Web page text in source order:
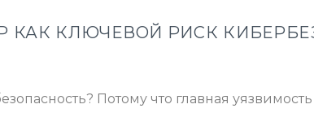
КАК КЛЮЧЕВОЙ РИСК
Потому что главная уязвимость